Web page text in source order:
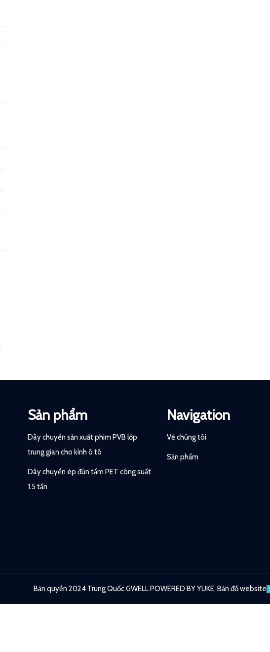
Sản phẩm
Dây chuyền sản xuất phim PVB lớp
trung gian cho kính ô tô
Dây chuyền ép đùn tấm PET công suất
1.5 tấn
Navigation
Về chúng tôi
Sản phẩm
Bản quyền 2024 Trung Quốc GWELLPOWERED BY YUKE Bản đồ website